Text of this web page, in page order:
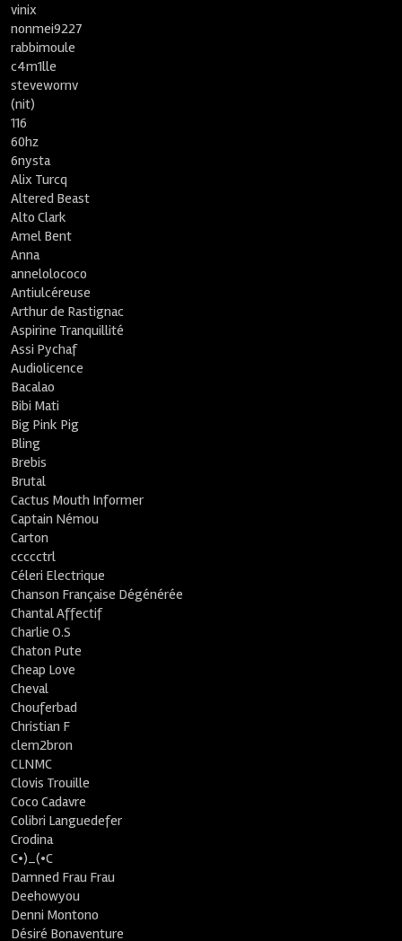
vinix
nonmei9227
rabbimoule
c4m1lle
stevewornv
(nit)
116
60hz
6nysta
Alix Turcq
Altered Beast
Alto Clark
Amel Bent
Anna
annelolococo
Antiulcéreuse
Arthur de Rastignac
Aspirine Tranquillité
Assi Pychaf
Audiolicence
Bacalao
Bibi Mati
Big Pink Pig
Bling
Brebis
Brutal
Cactus Mouth Informer
Captain Némou
Carton
ccccctrl
Céleri Electrique
Chanson Française Dégénérée
Chantal Affectif
Charlie O.S
Chaton Pute
Cheap Love
Cheval
Chouferbad
Christian F
clem2bron
CLNMC
Clovis Trouille
Coco Cadavre
Colibri Languedefer
Crodina
C•)_(•C
Damned Frau Frau
Deehowyou
Denni Montono
Désiré Bonaventure